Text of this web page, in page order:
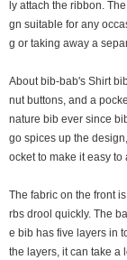
ly attach the ribbon.
gn suitable for any
g or taking away a
About bib-bab's Shirt
nut buttons, and a
nature bib ever since
go spices up the
ocket to make it easy
The fabric on the front
rbs drool quickly. The
e bib has five layers in
the layers, it can take a